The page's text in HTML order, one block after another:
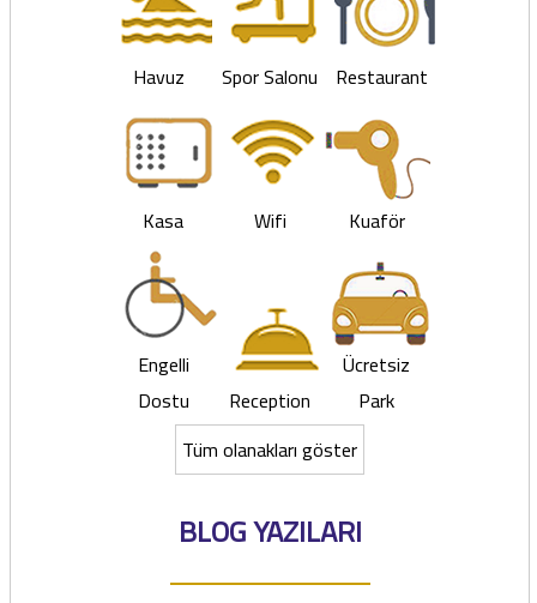
Havuz Spor Salonu Restaurant
Kasa Wifi Kuaför
Engelli
Dostu
Reception
Ücretsiz
Park
Tüm olanakları göster
BLOG YAZILARI